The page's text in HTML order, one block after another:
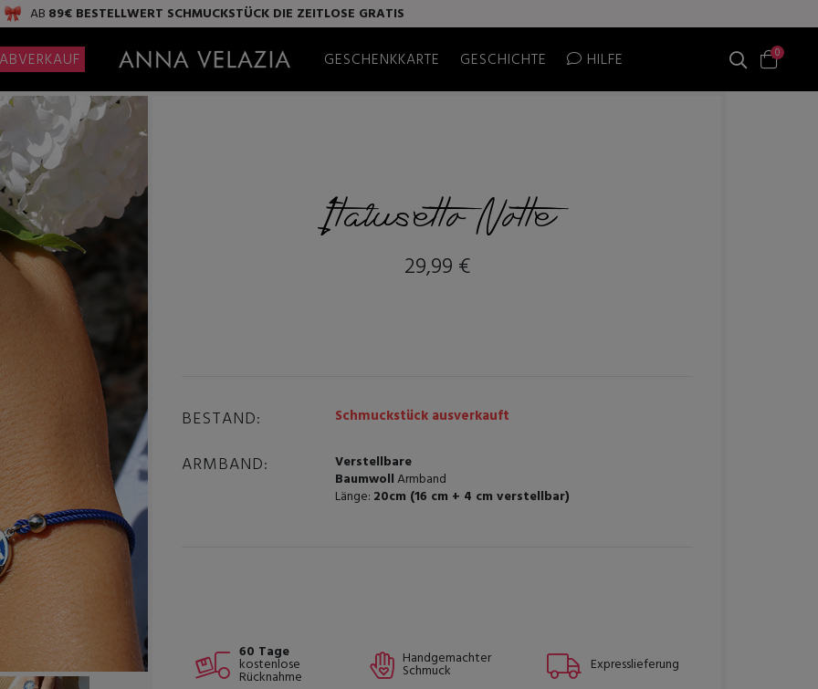
AB 89€ BESTELLWERT SCHMUCKSTÜCK DIE ZEITLOSE GRATIS
ABVERKAUF GESCHENKKARTE GESCHICHTE HILFE 0
Italusetto Notte
29,99 €
BESTAND: Schmuckstück ausverkauft
ARMBAND:
Verstellbare
BaumwollArmband
Länge: 20cm (16 cm + 4 cm verstellbar)
60 Tage
kostenlose
Rücknahme
Handgemachter
Schmuck Expresslieferung